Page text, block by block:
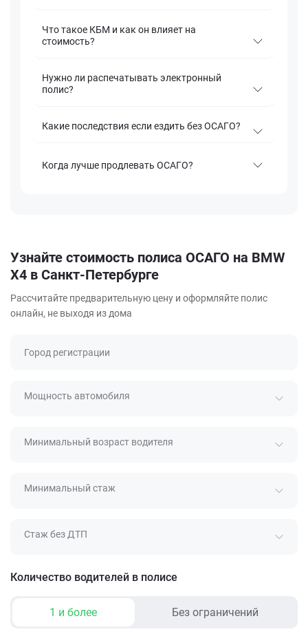
Что такое КБМ и как он влияет на
стоимость?
Нужно ли распечатывать электронный
полис?
Какие последствия если ездить без ОСАГО?
Когда лучше продлевать ОСАГО?
Узнайте стоимость полиса ОСАГО на BMW
X4 в Санкт-Петербурге
Рассчитайте предварительную цену и оформляйте полис
онлайн, не выходя из дома
Город регистрации
Мощность автомобиля
Минимальный возраст водителя
Минимальный стаж
Стаж без ДТП
Количество водителей в полисе
1 и более Без ограничений